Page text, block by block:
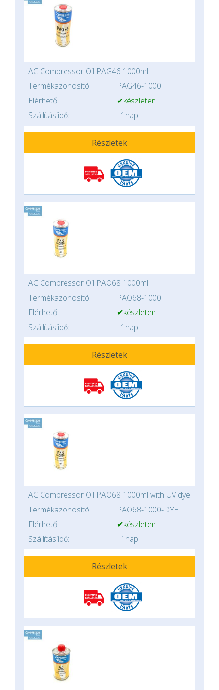
AC Compressor Oil PAG46 1000ml
Termékazonosító:
PAG46-1000
Elérhető:
✔készleten
Szállításiidő:
1nap
Részletek
AC Compressor Oil PAO68 1000ml
Termékazonosító:
PAO68-1000
Elérhető:
✔készleten
Szállításiidő:
1nap
Részletek
AC Compressor Oil PAO68 1000ml with UV dye
Termékazonosító:
PAO68-1000-DYE
Elérhető:
✔készleten
Szállításiidő:
1nap
Részletek